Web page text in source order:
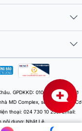
GPDKKD: 0106303879 do Sở
MD Complex, số 68 Nguyễn Cơ
thoại: 024 730 10 255. Email:
nội dung: Nhật Lệ.